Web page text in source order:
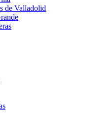
de Valladolid